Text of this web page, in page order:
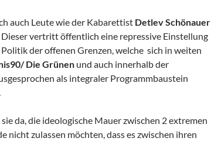
auch Leute wie der Kabarettist Detlev Schönauer
Dieser vertritt öffentlich eine repressive Einstellung
der offenen Grenzen, welche sich in weiten
Die Grünen und auch innerhalb der
als integraler Programmbaustein
da, die ideologische Mauer zwischen 2 extremen
nicht zulassen möchten, dass es zwischen ihren